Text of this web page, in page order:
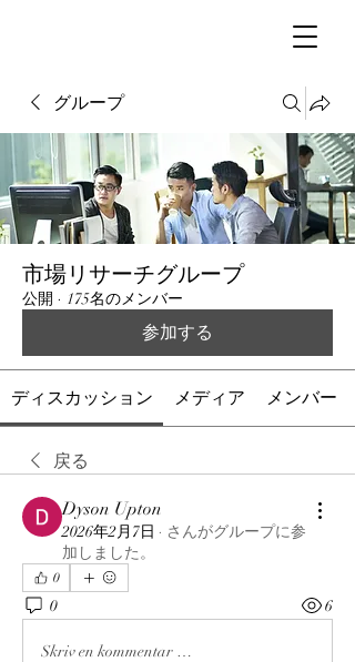
グループ
市場リサーチグループ
公開 · 175名のメンバー
参加する
ディスカッション メディア メンバー
戻る
Dyson Upton
2026年2月7日 · さんがグループに参
加しました。
0
0 6
Skriv en kommentar …